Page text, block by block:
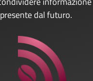
dal futuro.